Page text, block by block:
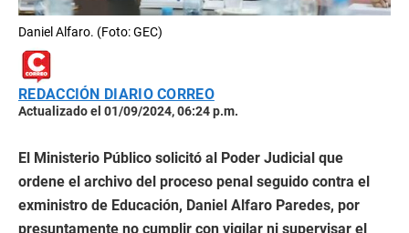
Daniel Alfaro. (Foto: GEC)
REDACCIÓN DIARIO CORREO
Actualizado el 01/09/2024, 06:24 p.m.
El Ministerio Público solicitó al Poder Judicial que
ordene el archivo del proceso penal seguido contra el
exministro de Educación, Daniel Alfaro Paredes, por
presuntamente no cumplir con vigilar ni supervisar el